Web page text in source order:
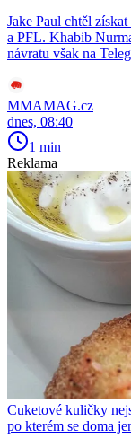
Jake Paul chtěl
a PFL. Khabib
návratu však na
MMAMAG.cz
dnes, 08:40
1 min
Reklama
Cuketové kuličky
po kterém se doma